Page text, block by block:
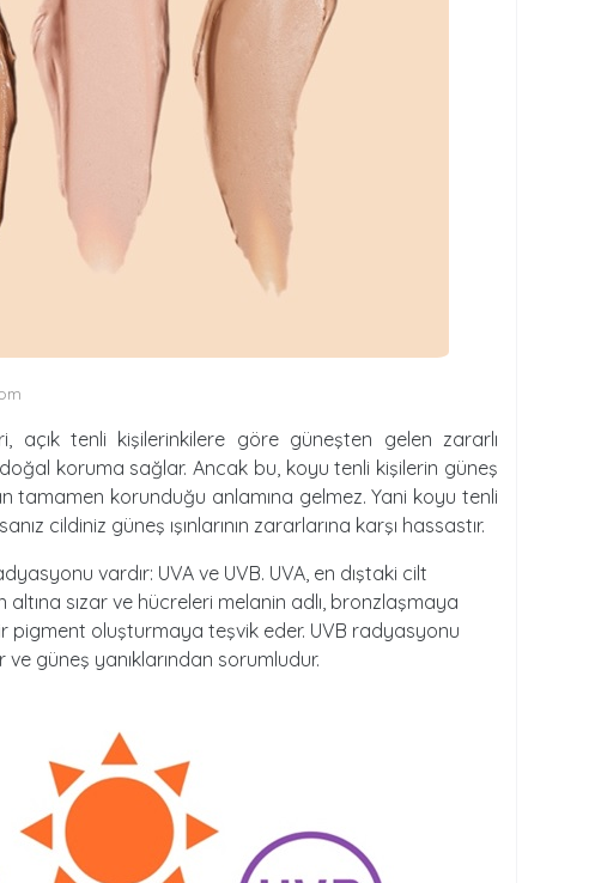
açık tenli kişilerinkilere göre güneşten gelen zararlı
koruma sağlar. Ancak bu, koyu tenli kişilerin güneş
tamamen korunduğu anlamına gelmez. Yani koyu tenli
cildiniz güneş ışınlarının zararlarına karşı hassastır.
vardır: UVA ve UVB. UVA, en dıştaki cilt
sızar ve hücreleri melanin adlı, bronzlaşmaya
pigment oluşturmaya teşvik eder. UVB radyasyonu
güneş yanıklarından sorumludur.